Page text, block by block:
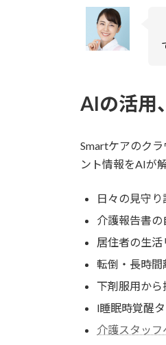
AIの活用
Smartケアのク
ント情報をAIが
日々の見守
介護報告書
居住者の生
転倒・長時
下剤服用か
l睡眠時覚醒
介護スタッ